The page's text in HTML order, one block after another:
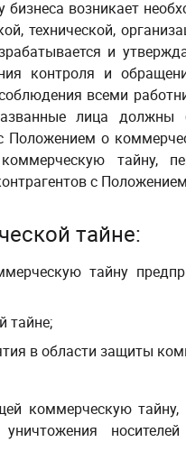
возникает
технической,
и
контроля и
всеми
лица
Положением о
тайну,
с
тайне:
тайну
тайне;
в области защиты
коммерческую